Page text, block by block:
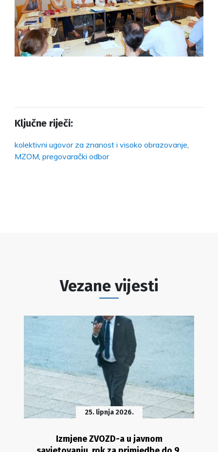
Ključne riječi:
kolektivni ugovor za znanost i visoko obrazovanje,
MZOM, pregovarački odbor
Vezane vijesti
25. lipnja 2026.
Izmjene ZVOZD-a u javnom